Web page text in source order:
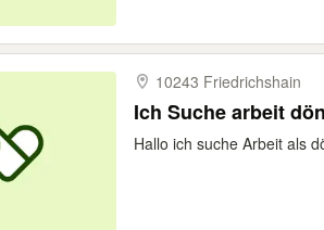
10243 Friedrichshain
Ich Suche arbeit
Hallo ich suche Arbeit als